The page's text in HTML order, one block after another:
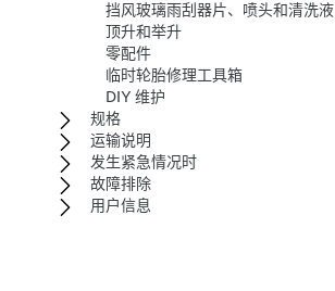
挡风玻璃雨刮器片、喷头和清洗液
顶升和举升
零配件
临时轮胎修理工具箱
DIY 维护
规格
运输说明
发生紧急情况时
故障排除
用户信息